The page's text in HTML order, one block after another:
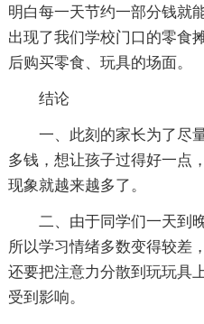
明白每一天节约一部分钱就
出现了我们学校门口的零食
后购买零食、玩具的场面。
结论
一、此刻的家长为了尽
多钱，想让孩子过得好一点
现象就越来越多了。
二、由于同学们一天到
所以学习情绪多数变得较差
还要把注意力分散到玩玩具
受到影响。